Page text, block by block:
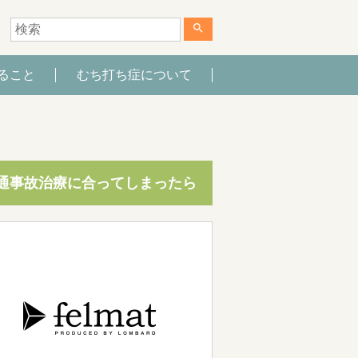
search
こと むち打ち症について
事故治療に合ってしまったら